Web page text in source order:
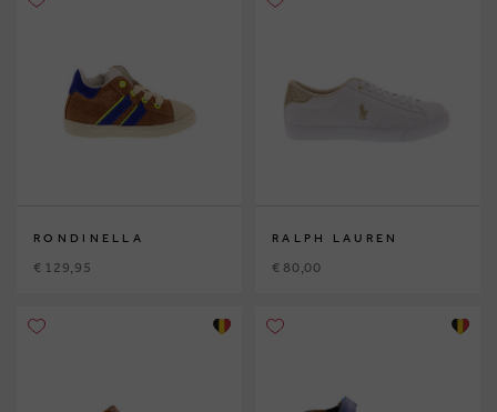
RONDINELLA
€ 129,95
RALPH LAUREN
€ 80,00